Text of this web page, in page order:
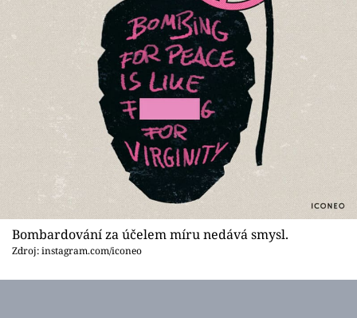
Bombardování za účelem míru nedává smysl.
Zdroj: instagram.com/iconeo